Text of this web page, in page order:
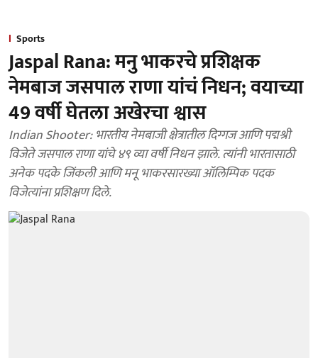
Sports
Jaspal Rana: मनु भाकरचे प्रशिक्षक
नेमबाज जसपाल राणा यांचं निधन; वयाच्या
49 वर्षी घेतला अखेरचा श्वास
Indian Shooter: भारतीय नेमबाजी क्षेत्रातील दिग्गज आणि पद्मश्री
विजेते जसपाल राणा यांचे ४९ व्या वर्षी निधन झाले. त्यांनी भारतासाठी
अनेक पदके जिंकली आणि मनू भाकरसारख्या ऑलिम्पिक पदक
विजेत्यांना प्रशिक्षण दिले.